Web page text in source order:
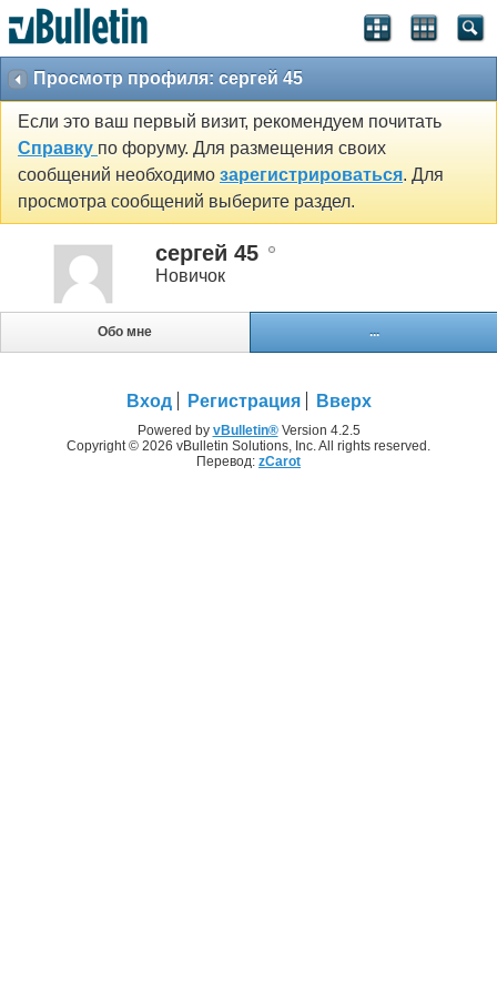
Просмотр профиля: сергей 45
Если это ваш первый визит, рекомендуем почитать
Справку по форуму. Для размещения своих
сообщений необходимо зарегистрироваться. Для
просмотра сообщений выберите раздел.
сергей 45
Новичок
Обо мне ...
Вход Регистрация Вверх
Powered by vBulletin®Version 4.2.5
Copyright © 2026 vBulletin Solutions, Inc. All rights reserved.
Перевод: zCarot